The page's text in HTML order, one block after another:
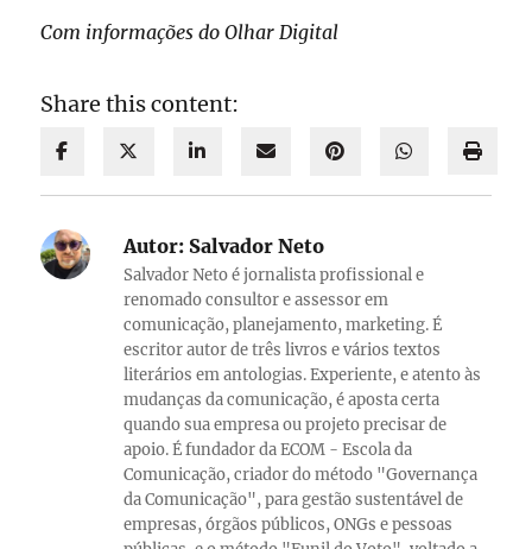
Com informações do Olhar Digital
Share this content:
Autor: Salvador Neto
Salvador Neto é jornalista profissional e
renomado consultor e assessor em
comunicação, planejamento, marketing. É
escritor autor de três livros e vários textos
literários em antologias. Experiente, e atento às
mudanças da comunicação, é aposta certa
quando sua empresa ou projeto precisar de
apoio. É fundador da ECOM - Escola da
Comunicação, criador do método "Governança
da Comunicação", para gestão sustentável de
empresas, órgãos públicos, ONGs e pessoas